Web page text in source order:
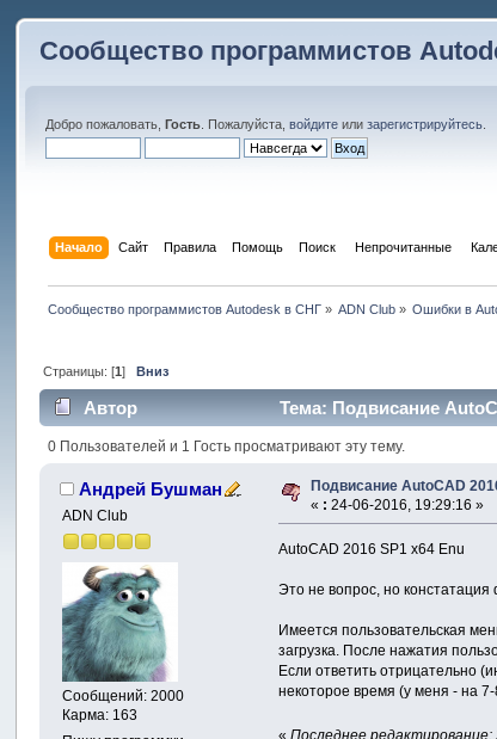
Сообщество программистов
Добро пожаловать,Гость . Пожалуйста,войдите илизарегистрируйтесь
Начало Сайт Правила Помощь Поиск Непрочитанные
Сообщество программистов Autodesk в СНГ» ADN Club » Ошибки в
Страницы: [1] Вниз
Автор Тема: Подвисание
0 Пользователей и 1 Гость просматривают эту тему.
Андрей Бушман
ADN Club
Сообщений: 2000
Карма: 163
Подвисание AutoCAD
« : 24-06-2016, 19:29:16 »
AutoCAD 2016 SP1 x64 Enu
Это не вопрос, но констатация
Имеется пользовательская
загрузка. После нажатия
Если ответить отрицательно
некоторое время (у меня - на 7-
«Последнее